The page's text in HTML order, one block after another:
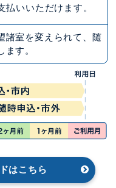
払いいただけます。
諸室を変えられて、随
す。
はこちら